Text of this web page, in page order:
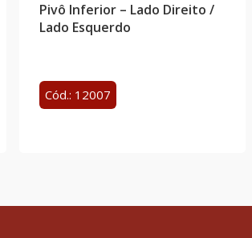
Pivô Inferior – Lado Direito /
Lado Esquerdo
Cód.: 12007